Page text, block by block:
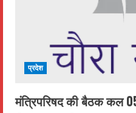
प्रदेश
मंत्रिपरिषद की बैठक कल